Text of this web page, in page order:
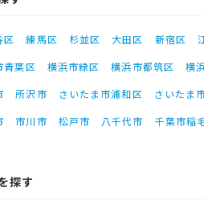
区 練馬区 杉並区 大田区 新宿区
青葉区 横浜市緑区 横浜市都筑区 横
所沢市 さいたま市浦和区 さいたま
市川市 松戸市 八千代市 千葉市稲
探す